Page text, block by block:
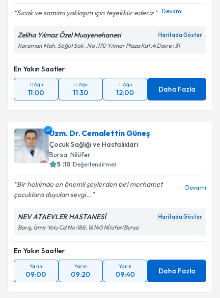
Sıcak ve samimi yaklaşım için teşekkür ederiz Devamı
Zeliha Yılmaz Özel Muayenehanesi Haritada Göster
Karaman Mah. Söğüt Sok . No :170 Yılmar Plaza Kat :4 Daire : 31
En Yakın Saatler
11 Ağu
11:00
11 Ağu
11:30
11 Ağu
12:00 Daha Fazla
Uzm. Dr. Cemalettin Güneş
Çocuk Sağlığı ve Hastalıkları
Bursa, Nilüfer
5 (10 Değerlendirme)
Bir hekimde en önemli şeylerden biri merhamet
çocuklara duyulan sevgi...
Devamı
NEV ATAEVLER HASTANESİ Haritada Göster
Barış, İzmir Yolu Cd No:188, 16140 Ni̇lüfer/Bursa
En Yakın Saatler
Yarın
09:00
Yarın
09:20
Yarın
09:40 Daha Fazla